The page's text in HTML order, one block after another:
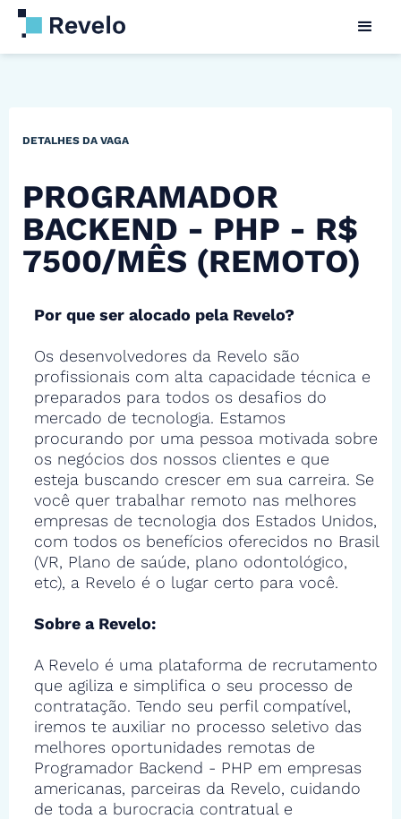
DETALHES DA VAGA
PROGRAMADOR
BACKEND - PHP - R$
7500/MÊS (REMOTO)
Por que ser alocado pela Revelo?
Os desenvolvedores da Revelo são
profissionais com alta capacidade técnica e
preparados para todos os desafios do
mercado de tecnologia. Estamos
procurando por uma pessoa motivada sobre
os negócios dos nossos clientes e que
esteja buscando crescer em sua carreira. Se
você quer trabalhar remoto nas melhores
empresas de tecnologia dos Estados Unidos,
com todos os benefícios oferecidos no Brasil
(VR, Plano de saúde, plano odontológico,
etc), a Revelo é o lugar certo para você.
Sobre a Revelo:
A Revelo é uma plataforma de recrutamento
que agiliza e simplifica o seu processo de
contratação. Tendo seu perfil compatível,
iremos te auxiliar no processo seletivo das
melhores oportunidades remotas de
Programador Backend - PHP em empresas
americanas, parceiras da Revelo, cuidando
de toda a burocracia contratual e